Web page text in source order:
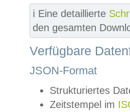
ℹ️ Eine detaillierte
den gesamten
Verfügbare
JSON-Format
Strukturiertes
Zeitstempel im